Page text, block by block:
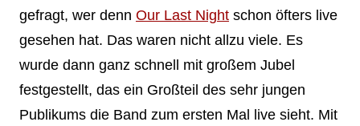
gefragt, wer denn Our Last Nightschon öfters live
gesehen hat. Das waren nicht allzu viele. Es
wurde dann ganz schnell mit großem Jubel
festgestellt, das ein Großteil des sehr jungen
Publikums die Band zum ersten Mal live sieht. Mit